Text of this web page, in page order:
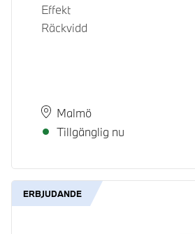
Effekt
Räckvidd
PlatsMalmö
Leveranstid
Tillgänglig nu
ERBJUDANDE